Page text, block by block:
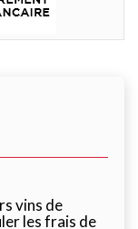
vins de
les frais de